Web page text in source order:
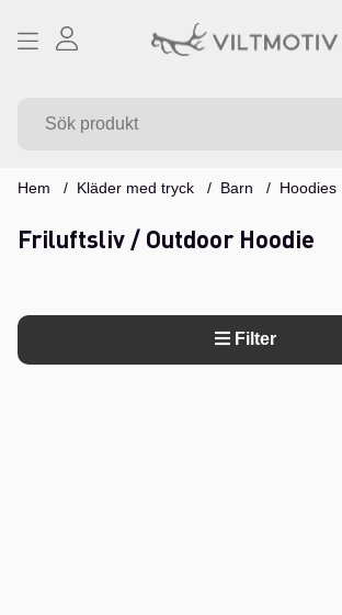
Hem Kläder med tryck Barn Hoodies
Friluftsliv / Outdoor Hoodie
Filter